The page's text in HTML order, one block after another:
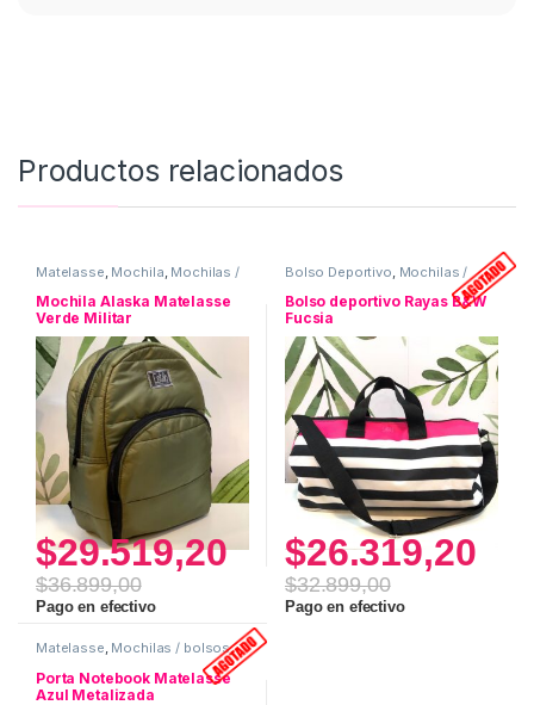
Productos relacionados
Matelasse Mochila Mochilas /
Mochila Alaska Matelasse
Verde Militar
$29.519,20
$36.899,00
Pago en efectivo
Bolso Deportivo Mochilas /
Bolso deportivo Rayas B&W
Fucsia
$26.319,20
$32.899,00
Pago en efectivo
Matelasse, Mochilas / bolsos,
Porta Notebook Matelasse
Azul Metalizada